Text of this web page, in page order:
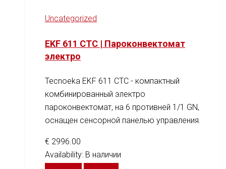
Uncategorized
EKF 611 CTC | Пароконвектомат
электро
Tecnoeka EKF 611 CTC - компактный
комбинированный электро
пароконвектомат, на 6 противней 1/1 GN,
оснащен сенсорной панелью управления.
€ 2996.00
Availability: В наличии